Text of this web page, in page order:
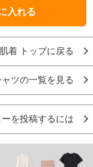
入れる
着 トップに戻る
ツの一覧を見る
を投稿するには